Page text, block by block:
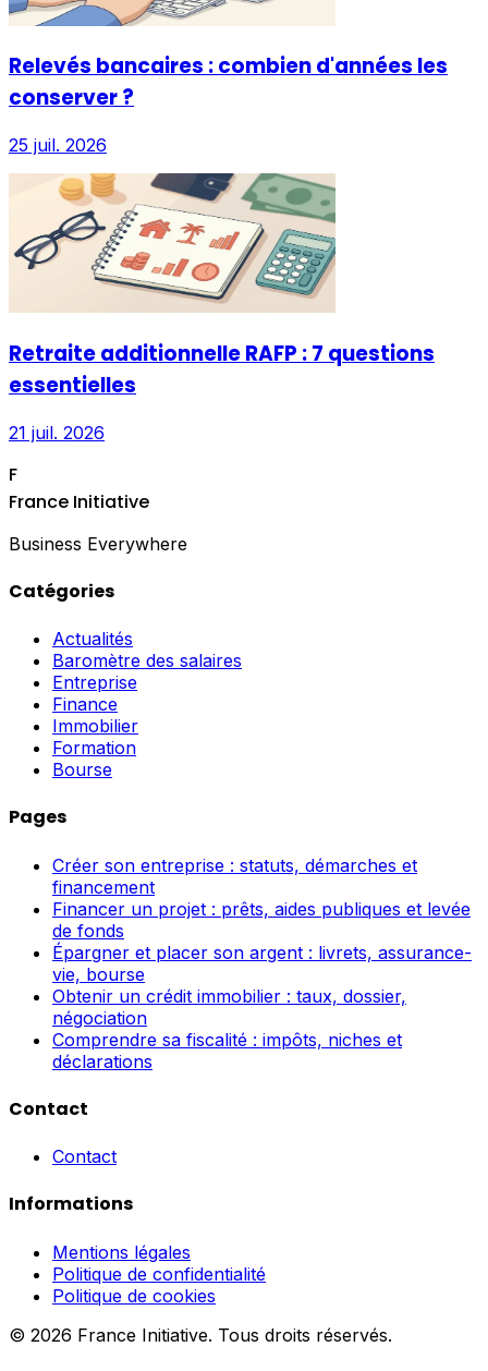
Relevés bancaires : combien d'années les
conserver ?
25 juil. 2026
Retraite additionnelle RAFP : 7 questions
essentielles
21 juil. 2026
F
France Initiative
Business Everywhere
Catégories
Actualités
Baromètre des salaires
Entreprise
Finance
Immobilier
Formation
Bourse
Pages
Créer son entreprise : statuts, démarches et
financement
Financer un projet : prêts, aides publiques et levée
de fonds
Épargner et placer son argent : livrets, assurance-
vie, bourse
Obtenir un crédit immobilier : taux, dossier,
négociation
Comprendre sa fiscalité : impôts, niches et
déclarations
Contact
Contact
Informations
Mentions légales
Politique de confidentialité
Politique de cookies
© 2026 France Initiative. Tous droits réservés.